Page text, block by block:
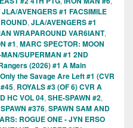
JLA/AVENGERS #1 FACSIMILE
, JLA/AVENGERS #1
WRAPAROUND VAR6IANT,
#1, MARC SPECTOR: MOON
SUPERMAN #1 2ND
(2026) #1 A Main
Only the Savage Are Left #1 (CVR
, ROYALS #3 (OF 6) CVR A
HC VOL 04, SHE-SPAWN #2,
SPAWN #376, SPAWN SAM AND
ROGUE ONE - JYN ERSO